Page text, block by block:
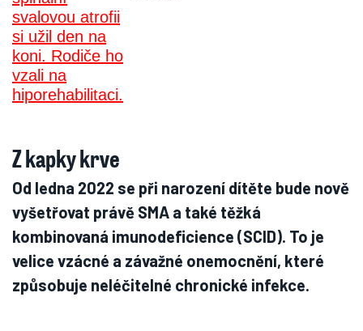
Z kapky krve
Od ledna 2022 se při narození dítěte bude nově
vyšetřovat právě SMA a také těžká
kombinovaná imunodeficience (SCID). To je
velice vzácné a závažné onemocnění, které
způsobuje neléčitelné chronické infekce.